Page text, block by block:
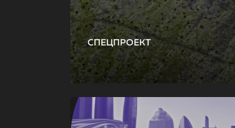
СПЕЦПРОЕКТ